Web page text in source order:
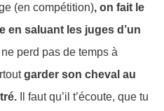
(en compétition), on fait le
en saluant les juges d’un
perd pas de temps à
garder son cheval au
Il faut qu’il t’écoute, que tu